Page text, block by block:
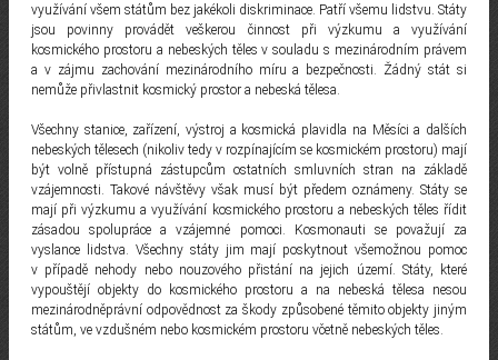
využívání všem státům bez jakékoli diskriminace. Patří všemu lidstvu. Státy
jsou povinny provádět veškerou činnost při výzkumu a využívání
kosmického prostoru a nebeských těles v souladu s mezinárodním právem
a v zájmu zachování mezinárodního míru a bezpečnosti. Žádný stát si
nemůže přivlastnit kosmický prostor a nebeská tělesa.
Všechny stanice, zařízení, výstroj a kosmická plavidla na Měsíci a dalších
nebeských tělesech (nikoliv tedy v rozpínajícím se kosmickém prostoru) mají
být volně přístupná zástupcům ostatních smluvních stran na základě
vzájemnosti. Takové návštěvy však musí být předem oznámeny. Státy se
mají při výzkumu a využívání kosmického prostoru a nebeských těles řídit
zásadou spolupráce a vzájemné pomoci. Kosmonauti se považují za
vyslance lidstva. Všechny státy jim mají poskytnout všemožnou pomoc
v případě nehody nebo nouzového přistání na jejich území. Státy, které
vypouštějí objekty do kosmického prostoru a na nebeská tělesa nesou
mezinárodněprávní odpovědnost za škody způsobené těmito objekty jiným
státům, ve vzdušném nebo kosmickém prostoru včetně nebeských těles.